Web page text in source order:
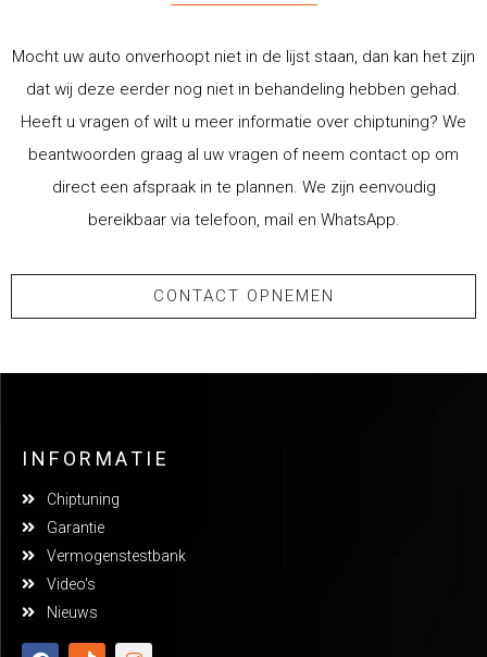
Mocht uw auto onverhoopt niet in de lijst staan, dan kan het zijn
dat wij deze eerder nog niet in behandeling hebben gehad.
Heeft u vragen of wilt u meer informatie over chiptuning? We
beantwoorden graag al uw vragen of neem contact op om
direct een afspraak in te plannen. We zijn eenvoudig
bereikbaar via telefoon, mail en WhatsApp.
CONTACT OPNEMEN
INFORMATIE
Chiptuning
Garantie
Vermogenstestbank
Video's
Nieuws